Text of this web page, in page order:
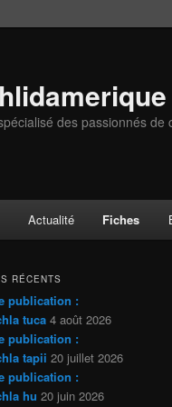
des passionnés de
Actualité Fiches
RÉCENTS
publication :
tuca 4 août 2026
publication :
tapii 20 juillet 2026
publication :
hu 20 juin 2026